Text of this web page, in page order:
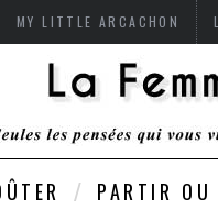
MY LITTLE ARCACHON
PARTIR OU